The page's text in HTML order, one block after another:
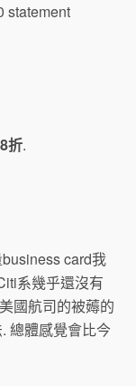
statement
折.
card我
系幾乎還沒有
國航司的被薅的
總體感覺會比今